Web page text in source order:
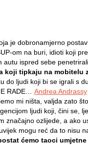
je dobronamjerno
om na buri, idioti koji
autu ispred sebe
koji tipkaju na mobitelu
do ljudi koji bi se igrali s
RADE… Andrea Andrassy
mi ništa, valjda zato
ljudi koji, čini se,
značajno ozlijede, a ako
mogu reć da to nisu
ćemo taoci